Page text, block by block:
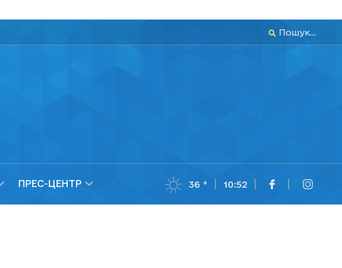
Пошук...
ПРЕС-ЦЕНТР 36 ° 10:52